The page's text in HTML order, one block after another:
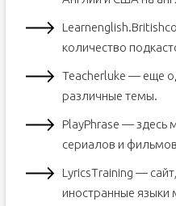
количество
Teacherluke — еще
различные темы.
PlayPhrase — здесь
сериалов и
LyricsTraining —
иностранные языки